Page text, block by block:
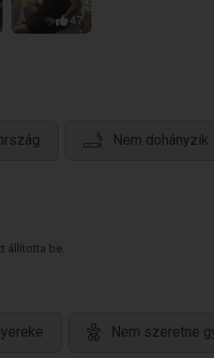
47
Nem dohányzik
állította be.
Nem szeretne